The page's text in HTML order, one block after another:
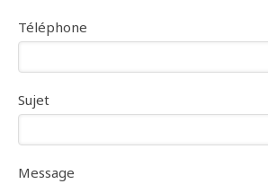
Téléphone
Sujet
Message